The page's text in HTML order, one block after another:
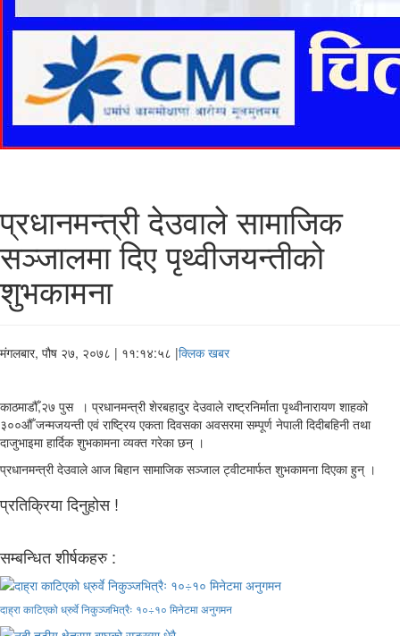
प्रधानमन्त्री देउवाले सामाजिक
सञ्जालमा दिए पृथ्वीजयन्तीको
शुभकामना
मंगलबार, पौष २७, २०७८ | ११:१४:५८ |क्लिक खबर
काठमाडौँ,२७ पुस । प्रधानमन्त्री शेरबहादुर देउवाले राष्ट्रनिर्माता पृथ्वीनारायण शाहको
३००औँ जन्मजयन्ती एवं राष्ट्रिय एकता दिवसका अवसरमा सम्पूर्ण नेपाली दिदीबहिनी तथा
दाजुभाइमा हार्दिक शुभकामना व्यक्त गरेका छन् ।
प्रधानमन्त्री देउवाले आज बिहान सामाजिक सञ्जाल ट्वीटमार्फत शुभकामना दिएका हुन् ।
प्रतिक्रिया दिनुहोस !
सम्बन्धित शीर्षकहरु :
दाह्रा काटिएको ध्रुर्वे निकुञ्जभित्रैः १०÷१० मिनेटमा अनुगमन